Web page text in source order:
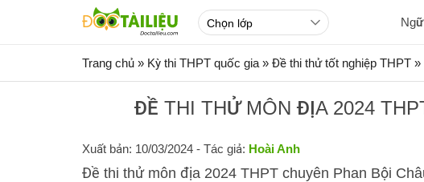
Trang chủ » Kỳ thi THPT quốc gia » Đề thi thử tốt nghiệp THPT »
ĐỀ THI THỬ MÔN ĐỊA 2024
Xuất bản: 10/03/2024 - Tác giả: Hoài Anh
Đề thi thử môn địa 2024 THPT chuyên Phan Bội